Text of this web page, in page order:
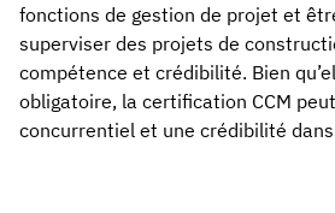
fonctions de gestion de projet et
superviser des projets de
compétence et crédibilité. Bien
obligatoire, la certification CCM
concurrentiel et une crédibilité